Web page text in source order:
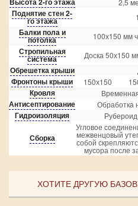
Поднятие стен 2-
го этажа
Балки пола и
потолка 100х150 мм
Стропильная
система Доска 50х150
Обрешетка крыши
Фронтоны крыши 150х150
Кровля
Антисептирование Обработка
Гидроизоляция
Сборка
Угловое
межвенцовый
собой
мусора после
ХОТИТЕ ДРУГУЮ